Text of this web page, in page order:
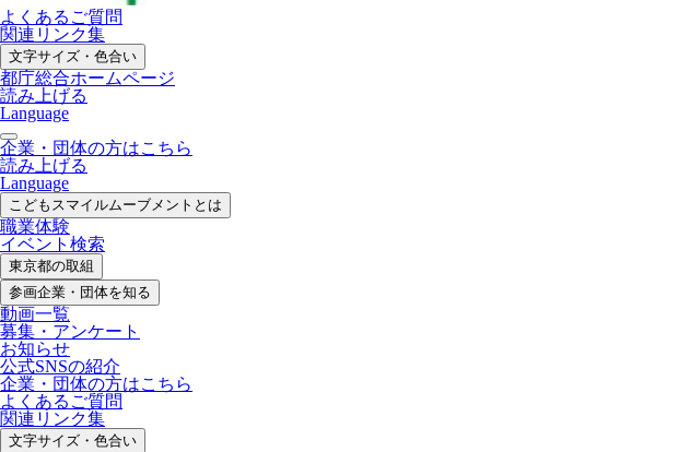
よくあるご質問
関連リンク集
文字サイズ・色合い
都庁総合ホームページ
読み上げる
Language
企業・団体の方はこちら
読み上げる
Language
こどもスマイルムーブメントとは
職業体験
イベント検索
東京都の取組
参画企業・ 団体を知る
動画一覧
募集・ アンケート
お知らせ
公式SNSの紹介
企業・団体の方はこちら
よくあるご質問
関連リンク集
文字サイズ・色合い